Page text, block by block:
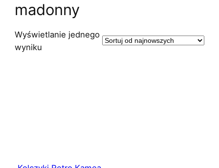
madonny
Wyświetlanie jednego
wyniku